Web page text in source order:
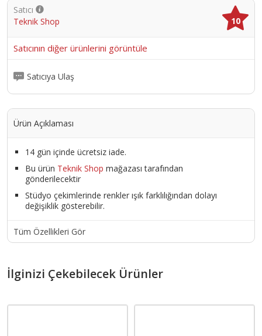
Satıcı
Teknik Shop
10
Satıcının diğer ürünlerini görüntüle
Satıcıya Ulaş
Ürün Açıklaması
14 gün içinde ücretsiz iade.
Bu ürün Teknik Shop mağazası tarafından
gönderilecektir
Stüdyo çekimlerinde renkler ışık farklılığından dolayı
değişiklik gösterebilir.
Tüm Özellikleri Gör
İlginizi Çekebilecek Ürünler